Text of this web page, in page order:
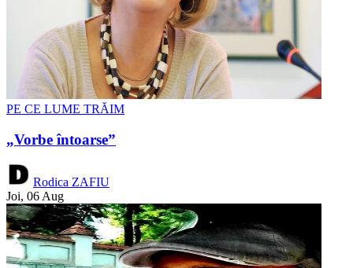
PE CE LUME TRĂIM
„Vorbe întoarse”
Rodica ZAFIU
Joi, 06 Aug